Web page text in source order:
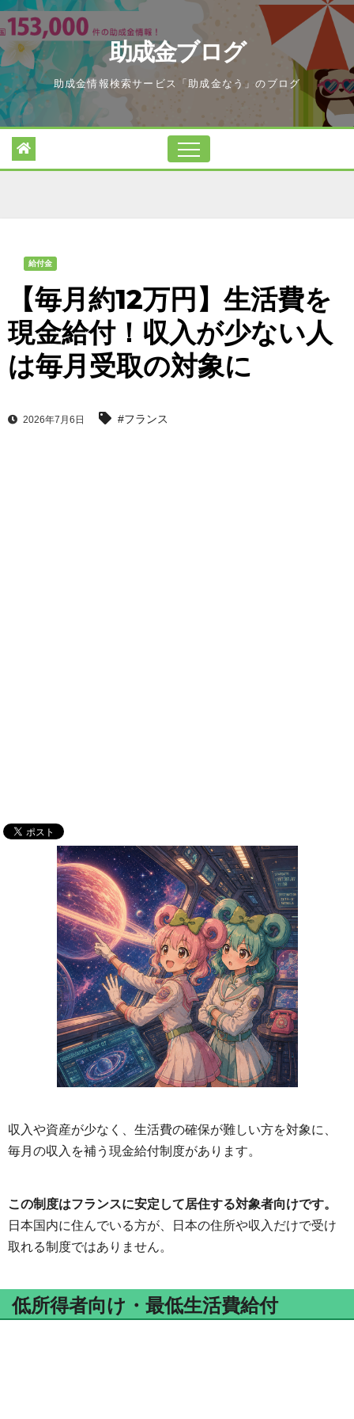
Skip
to
content
助成金ブログ
助成金情報検索サービス「助成金なう」のブログ
給付金
【毎月約12万円】生活費を
現金給付！収入が少ない人
は毎月受取の対象に
2026年7月6日 #フランス
収入や資産が少なく、生活費の確保が難しい方を対象に、
毎月の収入を補う現金給付制度があります。
この制度はフランスに安定して居住する対象者向けです。
日本国内に住んでいる方が、日本の住所や収入だけで受け
取れる制度ではありません。
低所得者向け・最低生活費給付